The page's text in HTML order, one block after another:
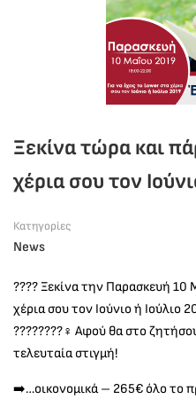
Ξεκίνα τώρα και
χέρια σου τον
Κατηγορίες
News
???? Ξεκίνα την Παρασκευή 10
χέρια σου τον Ιούνιο ή Ιούλιο
????????‍♀️ Αφού θα στο
τελευταία στιγμή!
➡️…οικονομικά – 265€ όλο το